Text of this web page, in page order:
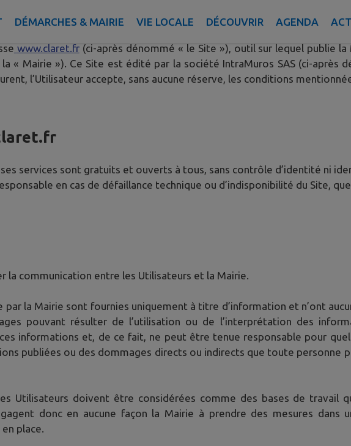
DÉMARCHES & MAIRIE VIE LOCALE DÉCOUVRIR AGENDA
www.claret.fr (ci-après dénommé « le Site »), outil sur lequel publie
« Mairie »). Ce Site est édité par la société IntraMuros SAS (ci-après
l’Utilisateur accepte, sans aucune réserve, les conditions
ses services sont gratuits et ouverts à tous, sans contrôle d’identité ni
en cas de défaillance technique ou d’indisponibilité du Site,
la communication entre les Utilisateurs et la Mairie.
par la Mairie sont fournies uniquement à titre d’information et n’ont
pouvant résulter de l’utilisation ou de l’interprétation des
informations et, de ce fait, ne peut être tenue responsable pour
publiées ou des dommages directs ou indirects que toute personne
Utilisateurs doivent être considérées comme des bases de travail
donc en aucune façon la Mairie à prendre des mesures dans
place.